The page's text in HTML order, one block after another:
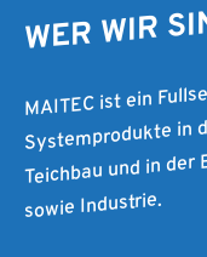
WER WIR
MAITEC ist ein
Systemprodukte in
Teichbau und in
sowie Industrie.